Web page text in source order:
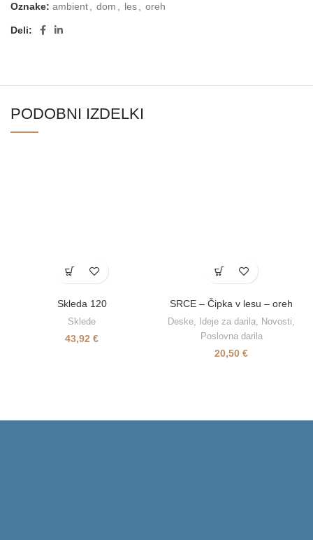
Oznake: ambient dom les oreh
Deli:
PODOBNI IZDELKI
Skleda 120
Sklede
43,92 €
SRCE – Čipka v lesu – oreh
Deske, Ideje za darila, Novosti,
Poslovna darila
20,50 €